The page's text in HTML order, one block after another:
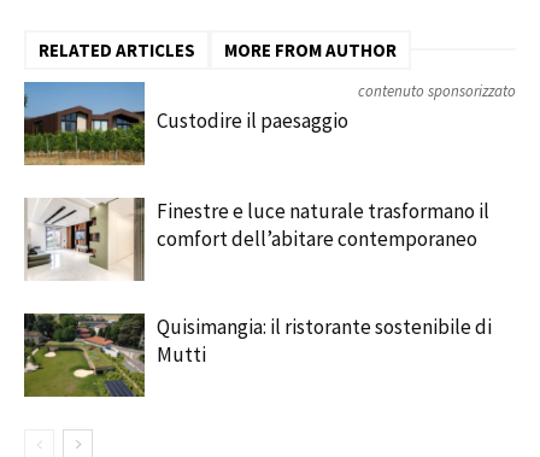
RELATED ARTICLES MORE FROM AUTHOR
contenuto sponsorizzato
Custodire il paesaggio
Finestre e luce naturale trasformano il
comfort dell’abitare contemporaneo
Quisimangia: il ristorante sostenibile di
Mutti